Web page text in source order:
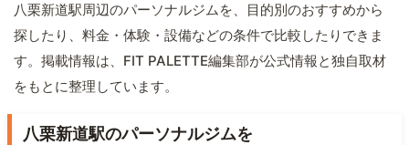
八栗新道駅周辺のパーソナルジムを、目的別のおすすめから
探したり、料金・体験・設備などの条件で比較したりできま
す。掲載情報は、FIT PALETTE編集部が公式情報と独自取材
をもとに整理しています。
八栗新道駅のパーソナルジムを